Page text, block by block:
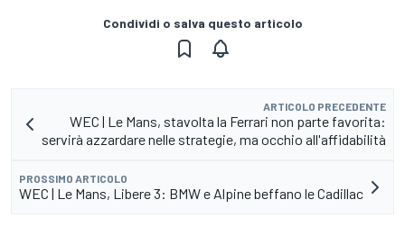
Condividi o salva questo articolo
ARTICOLO PRECEDENTE
WEC | Le Mans, stavolta la Ferrari non parte favorita:
servirà azzardare nelle strategie, ma occhio all'affidabilità
PROSSIMO ARTICOLO
WEC | Le Mans, Libere 3: BMW e Alpine beffano le Cadillac